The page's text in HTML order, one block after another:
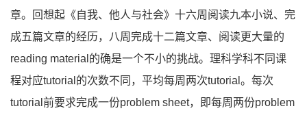
章。回想起《自我、他人与社会》十六周阅读九本小说、完
成五篇文章的经历，八周完成十二篇文章、阅读更大量的
reading material的确是一个不小的挑战。理科学科不同课
程对应tutorial的次数不同，平均每周两次tutorial。每次
tutorial前要求完成一份problem sheet，即每周两份problem